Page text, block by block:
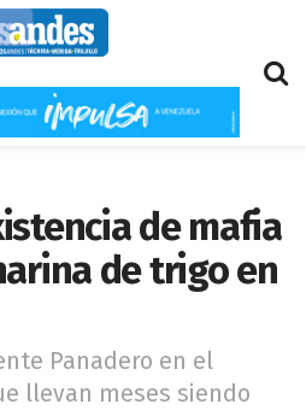
de mafia
de trigo en
Panadero en el
llevan meses siendo